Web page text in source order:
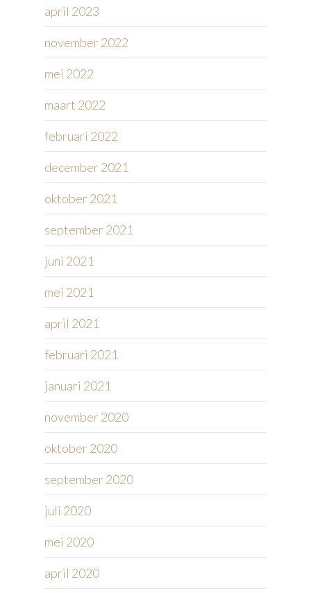
april 2023
november 2022
mei 2022
maart 2022
februari 2022
december 2021
oktober 2021
september 2021
juni 2021
mei 2021
april 2021
februari 2021
januari 2021
november 2020
oktober 2020
september 2020
juli 2020
mei 2020
april 2020